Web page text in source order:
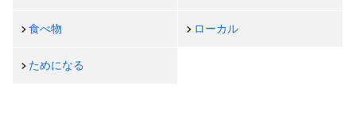
食べ物 ローカル
ためになる